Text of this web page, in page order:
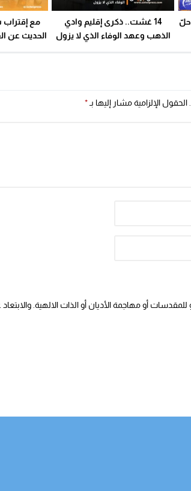
حلّ
14 غشت.. ذكرى إقليم وادي
الذهب وعهد الوفاء الذي لا يزول
مع
الحديث عن
الحقول الإلزامية مشار إليها بـ *
أو مهاجمة الأديان أو الذات الالهية.